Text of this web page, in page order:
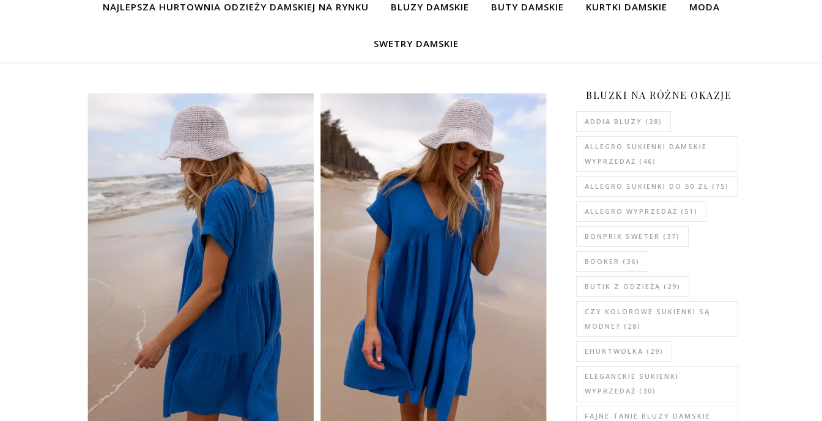
NAJLEPSZA HURTOWNIA ODZIEŻY DAMSKIEJ NA RYNKU BLUZY DAMSKIE BUTY DAMSKIE KURTKI DAMSKIE MODA
SWETRY DAMSKIE
BLUZKI NA RÓŻNE OKAZJE
ADDIA BLUZY (28)
ALLEGRO SUKIENKI DAMSKIE
WYPRZEDAŻ (46)
ALLEGRO SUKIENKI DO 50 ZŁ (75)
ALLEGRO WYPRZEDAŻ (51)
BONPRIX SWETER (37)
BOOKER (36)
BUTIK Z ODZIEŻĄ (29)
CZY KOLOROWE SUKIENKI SĄ
MODNE? (28)
EHURTWOLKA (29)
ELEGANCKIE SUKIENKI
WYPRZEDAŻ (30)
FAJNE TANIE BLUZY DAMSKIE